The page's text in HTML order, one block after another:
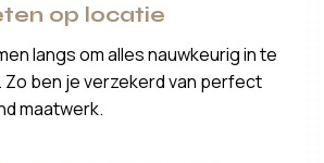
op locatie
langs om alles nauwkeurig in te
Zo ben je verzekerd van perfect
maatwerk.